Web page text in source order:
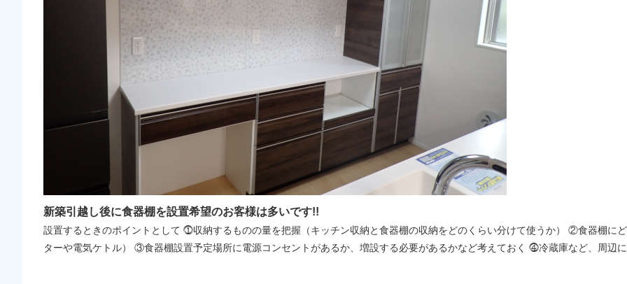
新築引越し後に食器棚を設置希望のお客様は多いです!!
設置するときのポイントとして ⓵収納するものの量を把握（キッチン収納と食器棚の収納をどのくらい分けて使うか） ②食器棚に
ターや電気ケトル） ③食器棚設置予定場所に電源コンセントがあるか、増設する必要があるかなど考えておく ⓸冷蔵庫など、周辺